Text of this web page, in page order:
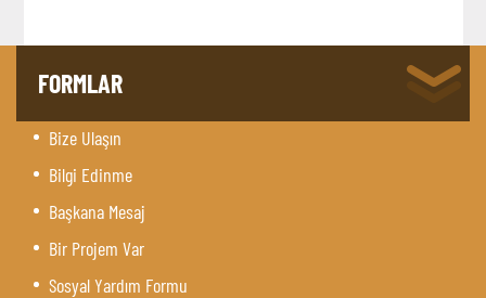
FORMLAR
Bize Ulaşın
Bilgi Edinme
Başkana Mesaj
Bir Projem Var
Sosyal Yardım Formu